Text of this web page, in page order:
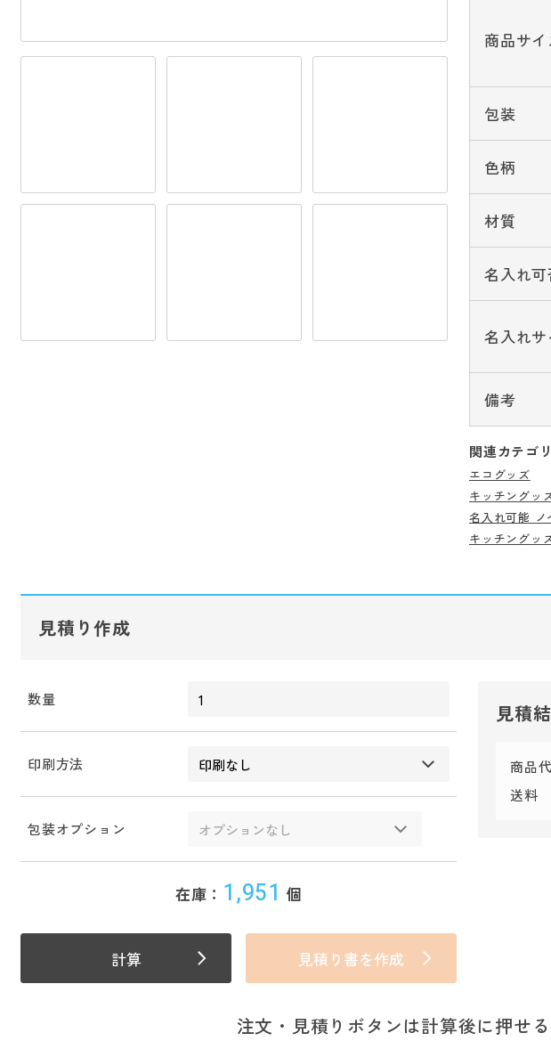
商品サ
包装
色柄
材質
名入れ可
名入れ
備考
関連カテゴ
エコグッズ
キッチングッ
名入れ可能 ノ
キッチングッ
見積り作成
数量
印刷方法
包装オプション
在庫： 1,951 個
計算 見積り書を作成
見積
商品代
送料
注文・見積りボタンは計算後に押せる